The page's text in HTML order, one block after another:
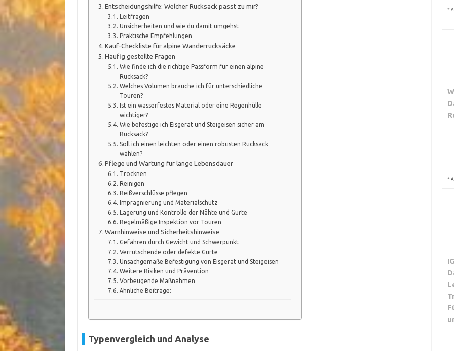
Entscheidungshilfe: Welcher Rucksack passt zu mir?
Leitfragen
Unsicherheiten und wie du damit umgehst
Praktische Empfehlungen
Kauf-Checkliste für alpine Wanderrucksäcke
Häufig gestellte Fragen
Wie finde ich die richtige Passform für einen alpine
Rucksack?
Welches Volumen brauche ich für unterschiedliche
Touren?
Ist ein wasserfestes Material oder eine Regenhülle
wichtiger?
Wie befestige ich Eisgerät und Steigeisen sicher am
Rucksack?
Soll ich einen leichten oder einen robusten Rucksack
wählen?
Pflege und Wartung für lange Lebensdauer
Trocknen
Reinigen
Reißverschlüsse pflegen
Imprägnierung und Materialschutz
Lagerung und Kontrolle der Nähte und Gurte
Regelmäßige Inspektion vor Touren
Warnhinweise und Sicherheitshinweise
Gefahren durch Gewicht und Schwerpunkt
Verrutschende oder defekte Gurte
Unsachgemäße Befestigung von Eisgerät und Steigeisen
Weitere Risiken und Prävention
Vorbeugende Maßnahmen
Ähnliche Beiträge:
Typenvergleich und Analyse
*
*